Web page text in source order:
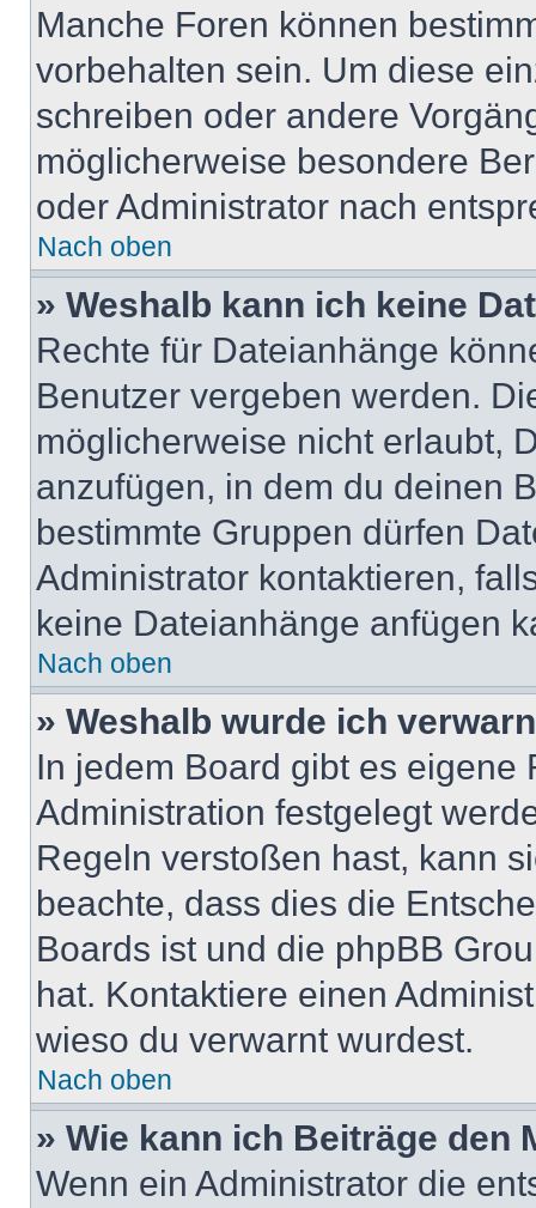
Manche Foren können
vorbehalten sein. Um diese
schreiben oder andere
möglicherweise besondere
oder Administrator nach
Nach oben
» Weshalb kann ich keine
Rechte für Dateianhänge
Benutzer vergeben werden.
möglicherweise nicht erlaubt,
anzufügen, in dem du deinen
bestimmte Gruppen dürfen
Administrator kontaktieren,
keine Dateianhänge anfügen
Nach oben
» Weshalb wurde ich
In jedem Board gibt es
Administration festgelegt
Regeln verstoßen hast, kann
beachte, dass dies die
Boards ist und die phpBB
hat. Kontaktiere einen
wieso du verwarnt wurdest.
Nach oben
» Wie kann ich Beiträge den
Wenn ein Administrator die